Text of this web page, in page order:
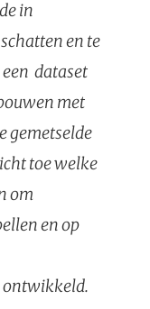
in
en te
dataset
met
gemetselde
toe welke
om
en op
ontwikkeld.